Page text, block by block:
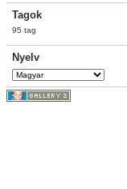
Tagok
95 tag
Nyelv